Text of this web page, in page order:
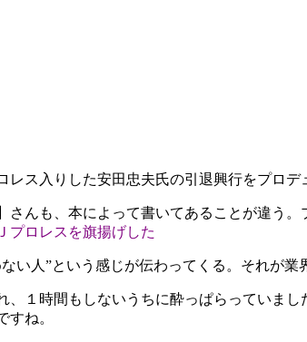
レス入りした安田忠夫氏の引退興行をプロデ
も、本によって書いてあることが違う。
プロレスを旗揚げした
人”という感じが伝わってくる。それが業
１時間もしないうちに酔っぱらっていま
ね。